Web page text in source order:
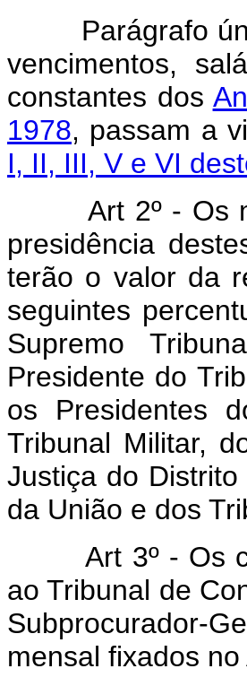
Parágrafo
vencimentos,
constantes dos
1978, passam a
I, II, III, V e VI
Art 2º - Os
presidência
terão o valor da
seguintes
Supremo
Presidente do
os Presidentes
Tribunal Militar,
Justiça do
da União e dos
Art 3º - Os
ao Tribunal de
Subprocurador-
mensal fixados